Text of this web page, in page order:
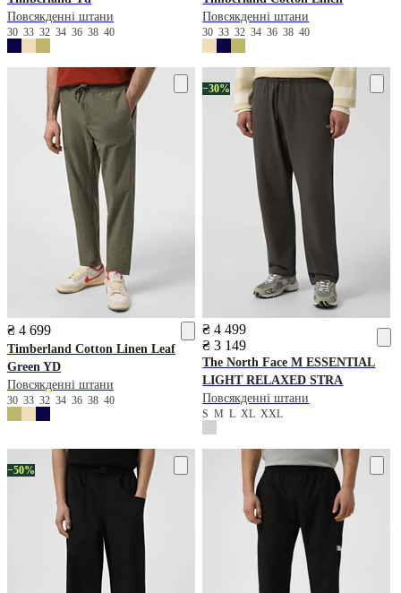
Повсякденні штани
30 33 32 34 36 38 40
Повсякденні штани
30333234363840
₴ 4 699
Timberland Cotton Linen Leaf
Green YD
Повсякденні штани
30 33 32 34 36 38 40
−30%
₴ 4 499
₴ 3 149
The North Face M ESSENTIAL
LIGHT RELAXED STRA
Повсякденні штани
SMLXLXXL
−50%